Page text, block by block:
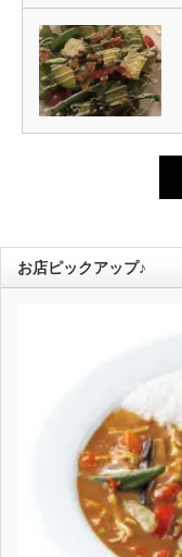
お店ピックアップ♪